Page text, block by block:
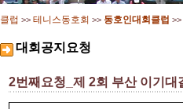
클럽 >> 테니스동호회 >> 동호인대회클럽 >>
대회공지요청
2번째요청_제 2회 부산 이기